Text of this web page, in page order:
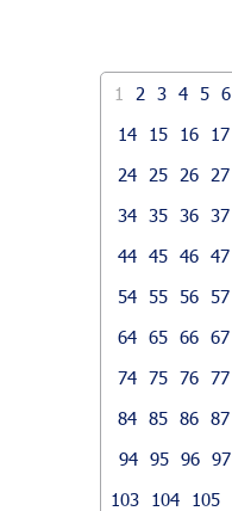
1 2 3 4 5 6
14
15 16 17
24
25 26 27
34
35 36 37
44 45 46 47
54
55 56 57
64 65 66 67
74 75 76 77
84 85 86 87
94 95 96 97
103
104 105